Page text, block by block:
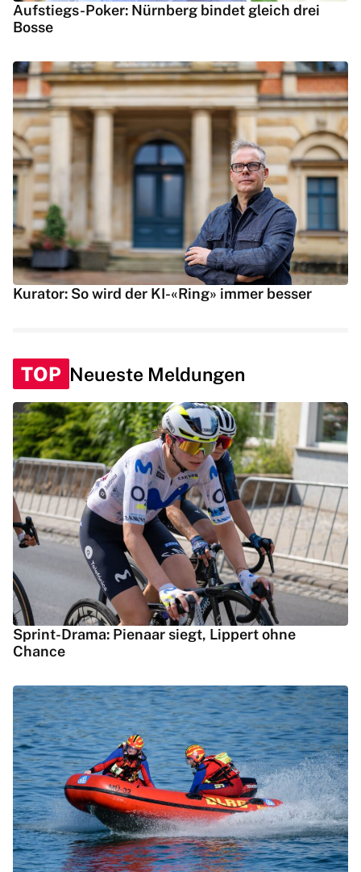
Aufstiegs-Poker: Nürnberg bindet gleich drei
Bosse
Kurator: So wird der KI-«Ring» immer besser
TOP Neueste Meldungen
Sprint-Drama: Pienaar siegt, Lippert ohne
Chance